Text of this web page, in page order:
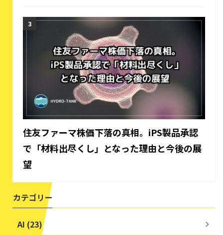
住友ファーマ株価下落の真相。iPS製品承認
で「材料出尽くし」となった理由と今後の展
望
カテゴリー
AI (23)